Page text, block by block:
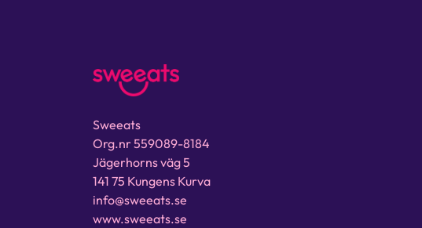
Sweeats
Org.nr 559089-8184
Jägerhorns väg 5
141 75 Kungens Kurva
info@sweeats.se
www.sweeats.se